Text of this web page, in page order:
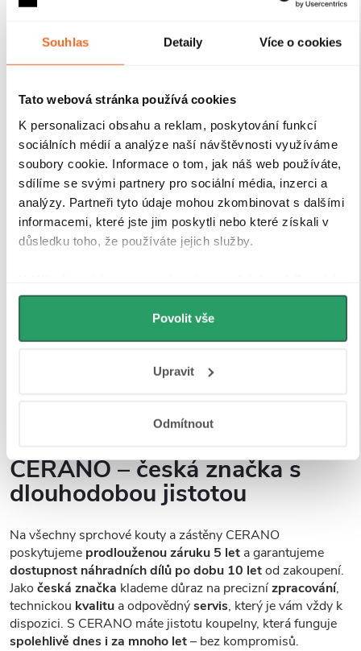
Souhlas Detaily Více o cookies
Tato webová stránka používá cookies
K personalizaci obsahu a reklam, poskytování funkcí
sociálních médií a analýze naší návštěvnosti využíváme
soubory cookie. Informace o tom, jak náš web používáte,
sdílíme se svými partnery pro sociální média, inzerci a
analýzy. Partneři tyto údaje mohou zkombinovat s dalšími
informacemi, které jste jim poskytli nebo které získali v
důsledku toho, že používáte jejich služby.
můžeme používat cookies pro analytiku a
personalizovanou reklamu. Jak Google zpracovává
osobní údaje najdete na stránkách
Povolit vše
Upravit
Odmítnout
Tvrzené bezpečností sklo
Sprchové kouty a zástěny CERANO jsou vybaveny
usazování vodního kamene a nečistot
usnadňuje údržbu. Na výběr mátez více variant skel– od
provedení, abyste si mohli vybrat přesně podle svých
CERANO – česká značka s
dlouhodobou jistotou
Na všechny sprchové kouty a zástěny CERANO
poskytujeme prodlouženou záruku 5 let a garantujeme
dostupnost náhradních dílů po dobu 10 letod zakoupení.
Jako česká značka klademe důraz na preciznízpracování,
technickou kvalitu a odpovědnýservis, který je vám vždy k
dispozici. S CERANO máte jistotu koupelny, která funguje
spolehlivě dnes i za mnoho let– bez kompromisů.